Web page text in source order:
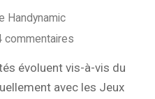
Handynamic
commentaires
évoluent vis-à-vis du
avec les Jeux